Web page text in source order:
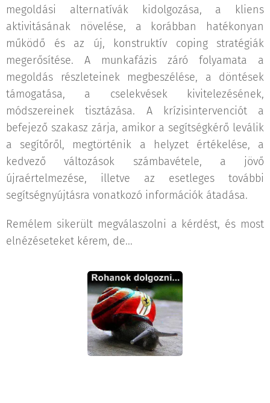
megoldási alternatívák kidolgozása, a kliens
aktivitásának növelése, a korábban hatékonyan
működő és az új, konstruktív coping stratégiák
megerősítése. A munkafázis záró folyamata a
megoldás részleteinek megbeszélése, a döntések
támogatása, a cselekvések kivitelezésének,
módszereinek tisztázása. A krízisintervenciót a
befejező szakasz zárja, amikor a segítségkérő leválik
a segítőről, megtörténik a helyzet értékelése, a
kedvező változások számbavétele, a jövő
újraértelmezése, illetve az esetleges további
segítségnyújtásra vonatkozó információk átadása.
Remélem sikerült megválaszolni a kérdést, és most
elnézéseteket kérem, de...